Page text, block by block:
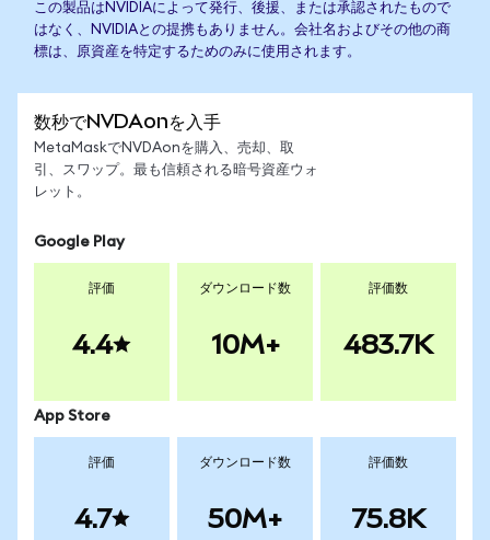
この製品はNVIDIAによって発行、後援、または承認されたもので
はなく、NVIDIAとの提携もありません。会社名およびその他の商
標は、原資産を特定するためのみに使用されます。
数秒でNVDAonを入手
MetaMaskでNVDAonを購入、売却、取
引、スワップ。最も信頼される暗号資産ウォ
レット。
Google Play
評価
4.4
ダウンロード数
10M+
評価数
483.7K
App Store
評価
4.7
ダウンロード数
50M+
評価数
75.8K